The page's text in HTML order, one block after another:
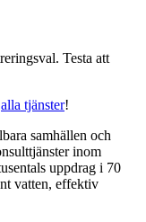
Testa att
alla tjänster!
samhällen och
inom
uppdrag i 70
vatten, effektiv